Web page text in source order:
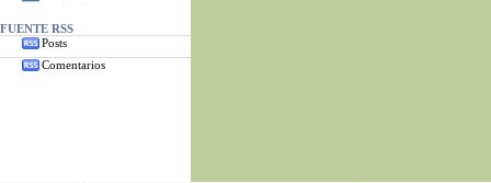
FUENTE RSS
Posts
Comentarios